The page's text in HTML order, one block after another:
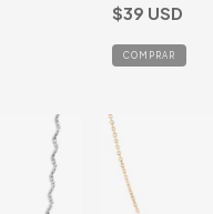
$39 USD